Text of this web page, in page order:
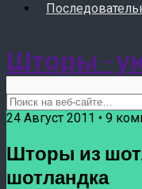
Шторы -
24 Август 2011 • 9
Шторы из
шотландка